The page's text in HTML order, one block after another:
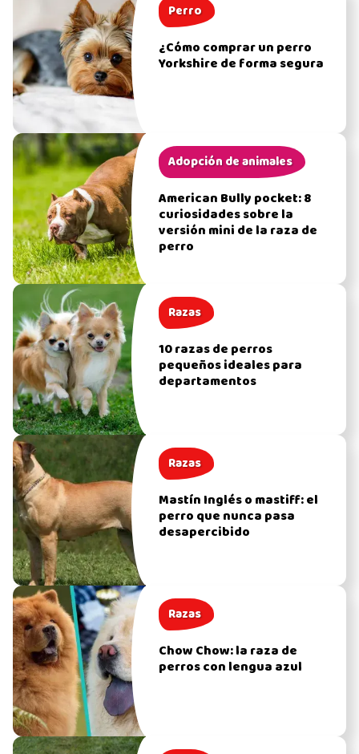
Perro
¿Cómo comprar un perro
Yorkshire de forma segura
Adopción de animales
American Bully pocket: 8
curiosidades sobre la
versión mini de la raza de
perro
Razas
10 razas de perros
pequeños ideales para
departamentos
Razas
Mastín Inglés o mastiff: el
perro que nunca pasa
desapercibido
Razas
Chow Chow: la raza de
perros con lengua azul